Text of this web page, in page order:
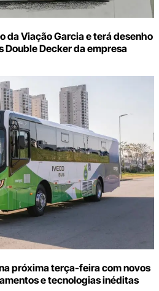
da Viação Garcia e terá desenho
Double Decker da empresa
próxima terça-feira com novos
e tecnologias inéditas